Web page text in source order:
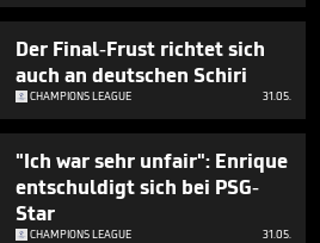
Der Final-Frust richtet sich
auch an deutschen Schiri
CHAMPIONS LEAGUE 31.05.
"Ich war sehr unfair": Enrique
entschuldigt sich bei PSG-
Star
CHAMPIONS LEAGUE 31.05.